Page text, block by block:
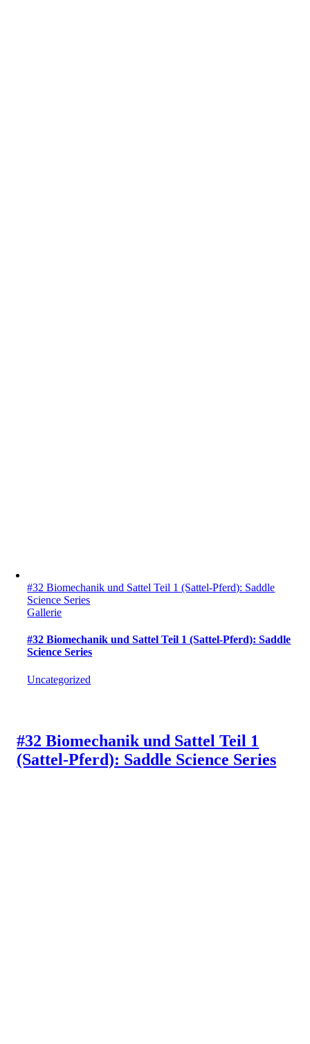
#32 Biomechanik und Sattel Teil 1 (Sattel-Pferd): Saddle
Science Series
Gallerie
#32 Biomechanik und Sattel Teil 1 (Sattel-Pferd): Saddle
Science Series
Uncategorized
#32 Biomechanik und Sattel Teil 1
(Sattel-Pferd): Saddle Science Series